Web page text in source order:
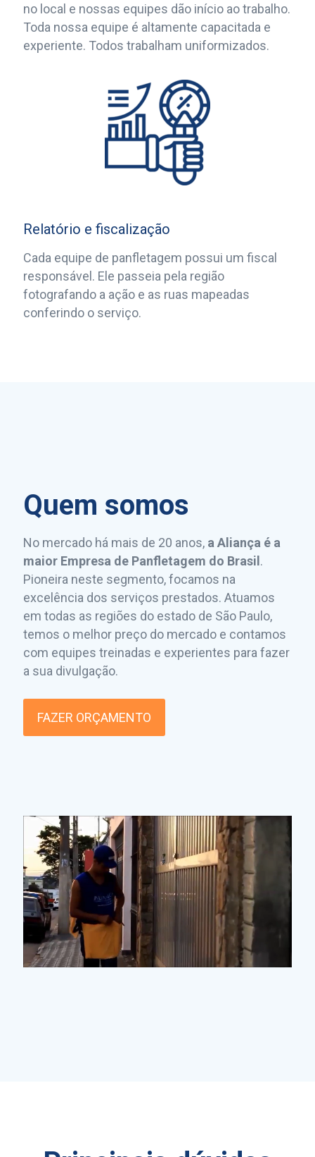
no local e nossas equipes dão início ao trabalho.
Toda nossa equipe é altamente capacitada e
experiente. Todos trabalham uniformizados.
Relatório e fiscalização
Cada equipe de panfletagem possui um fiscal
responsável. Ele passeia pela região
fotografando a ação e as ruas mapeadas
conferindo o serviço.
Quem somos
No mercado há mais de 20 anos, a Aliança é a
maior Empresa de Panfletagem do Brasil .
Pioneira neste segmento, focamos na
excelência dos serviços prestados. Atuamos
em todas as regiões do estado de São Paulo,
temos o melhor preço do mercado e contamos
com equipes treinadas e experientes para fazer
a sua divulgação.
FAZER ORÇAMENTO